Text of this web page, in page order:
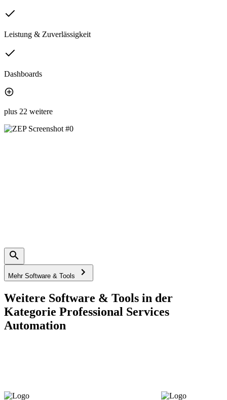
Leistung & Zuverlässigkeit
Dashboards
plus 22 weitere
Mehr Software & Tools
Weitere Software & Tools in der
Kategorie Professional Services
Automation